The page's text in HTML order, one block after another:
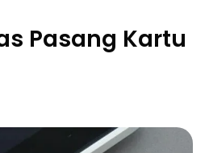
Pasang Kartu